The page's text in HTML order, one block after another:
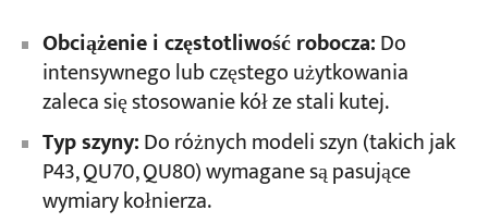
Obciążenie i częstotliwość robocza:Do
intensywnego lub częstego użytkowania
zaleca się stosowanie kół ze stali kutej.
Typ szyny:Do różnych modeli szyn (takich jak
P43, QU70, QU80) wymagane są pasujące
wymiary kołnierza.